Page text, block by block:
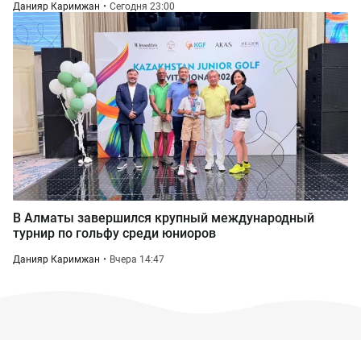
Данияр Каримжан Сегодня 23:00
В Алматы завершился крупный международный
турнир по гольфу среди юниоров
Данияр Каримжан Вчера 14:47